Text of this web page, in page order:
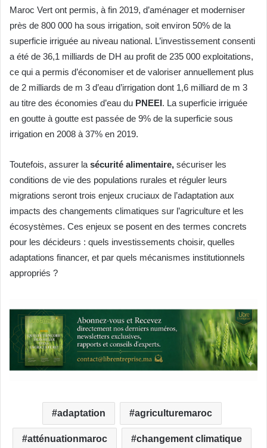
Maroc Vert ont permis, à fin 2019, d’aménager et moderniser
près de 800 000 ha sous irrigation, soit environ 50% de la
superficie irriguée au niveau national. L’investissement consenti
a été de 36,1 milliards de DH au profit de 235 000 exploitations,
ce qui a permis d’économiser et de valoriser annuellement plus
de 2 milliards de m 3 d’eau d’irrigation dont 1,6 milliard de m 3
au titre des économies d’eau du PNEEI. La superficie irriguée
en goutte à goutte est passée de 9% de la superficie sous
irrigation en 2008 à 37% en 2019.
Toutefois, assurer la sécurité alimentaire, sécuriser les
conditions de vie des populations rurales et réguler leurs
migrations seront trois enjeux cruciaux de l’adaptation aux
impacts des changements climatiques sur l’agriculture et les
écosystèmes. Ces enjeux se posent en des termes concrets
pour les décideurs : quels investissements choisir, quelles
adaptations financer, et par quels mécanismes institutionnels
appropriés ?
adaptation agriculturemaroc
atténuationmaroc changement climatique